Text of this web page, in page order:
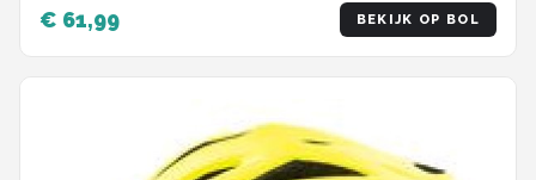
€ 61,99 BEKIJK OP BOL